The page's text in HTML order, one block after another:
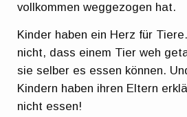
vollkommen weggezogen hat.
Kinder haben ein Herz für
nicht, dass einem Tier weh
sie selber es essen können.
Kindern haben ihren Eltern
nicht essen!